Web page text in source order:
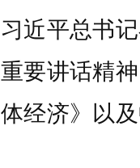
平总书记
要讲话精
经济》以